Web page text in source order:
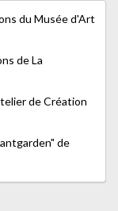
du Musée d'Art
de La
de Création
de